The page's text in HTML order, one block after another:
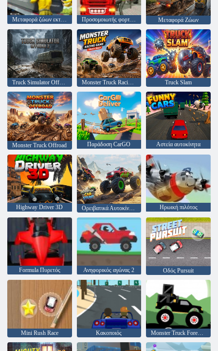
Μεταφορά ζώων εκτροφής Προσομοιωτής φορτηγών πετρελαιοφόρων Μεταφορά Ζώων
Truck Simulator Offroad 2 Monster Truck Racing Παιχνίδι Truck Race Truck Slam
Monster Truck Offroad Παράδοση CarGO Αστεία αυτοκίνητα
Highway Driver 3D Ορειβατικά Αυτοκίνητα Stunts Ηρωική πιλότος
Formula Πυρετός Ανηφορικός αγώνας 2 Οδός Pursuit
Mini Rush Race Κακοποιός Monster Truck Forest-Παράδοση